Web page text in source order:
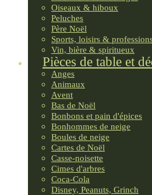
Oiseaux & hiboux
Peluches
Père Noël
Sports, loisirs &
Vin, bière & spiritueux
Pièces de table et
Anges
Animaux
Avent
Bas de Noël
Bonbons et pain d'épices
Bonhommes de neige
Boules de neige
Cartes de Noël
Casse-noisette
Cimes d'arbres
Coca-Cola
Disney, Peanuts, Grinch